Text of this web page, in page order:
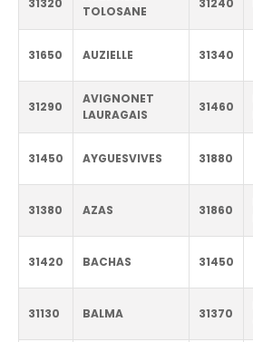
31320
TOLOSANE
31240
31650 AUZIELLE 31340
31290
AVIGNONET
LAURAGAIS
31460
31450 AYGUESVIVES 31880
31380 AZAS 31860
31420 BACHAS 31450
31130 BALMA 31370